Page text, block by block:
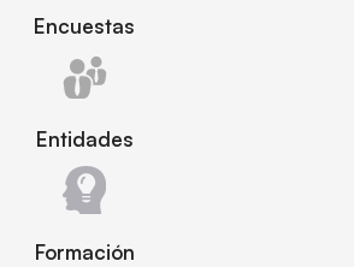
Encuestas
Entidades
Formación